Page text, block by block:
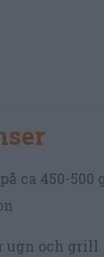
ca 450-500
ugn och grill